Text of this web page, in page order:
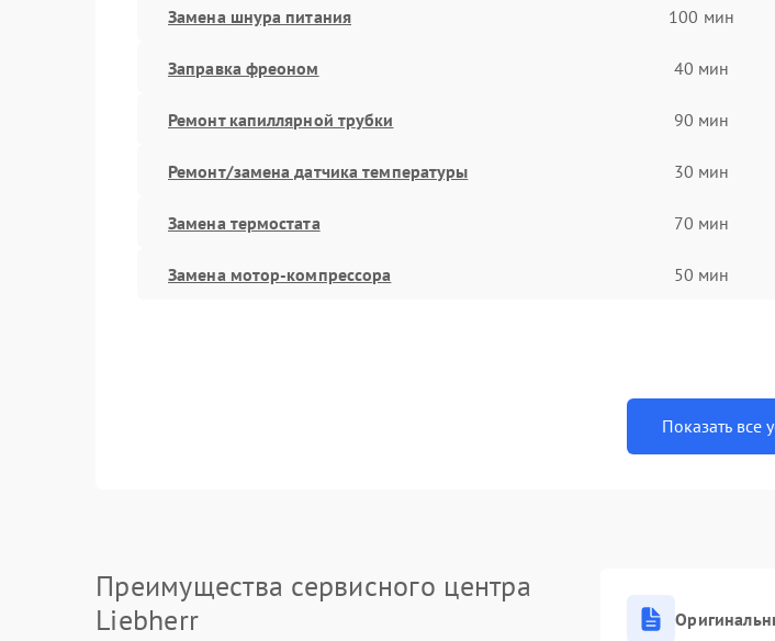
Замена шнура питания 100 мин
Заправка фреоном 40 мин
Ремонт капиллярной трубки 90 мин
Ремонт/замена датчика температуры 30 мин
Замена термостата 70 мин
Замена мотор-компрессора 50 мин
Показать все
Преимущества сервисного центра
Liebherr